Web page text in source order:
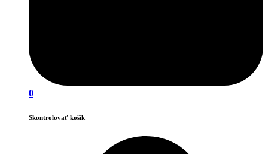
0
Skontrolovať košík